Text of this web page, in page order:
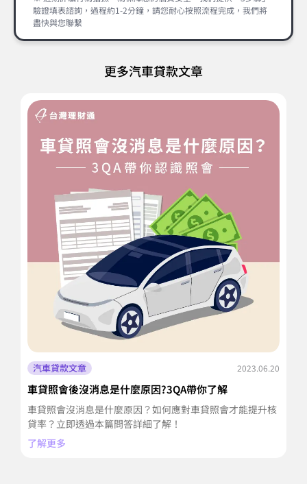
驗證填表諮詢，過程約1-2分鐘，請您耐心按照流程完成，我們將
盡快與您聯繫
更多汽車貸款文章
汽車貸款文章 2023.06.20
車貸照會後沒消息是什麼原因?3QA帶你了解
車貸照會沒消息是什麼原因？如何應對車貸照會才能提升核
貸率？立即透過本篇問答詳細了解！
了解更多